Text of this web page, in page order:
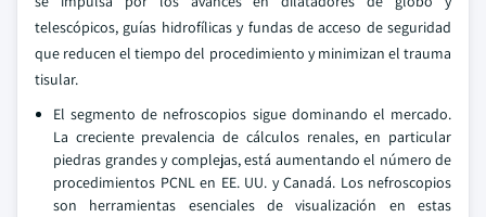
telescópicos, guías hidrofílicas y fundas de acceso de seguridad
que reducen el tiempo del procedimiento y minimizan el trauma
tisular.
El segmento de nefroscopios sigue dominando el mercado.
La creciente prevalencia de cálculos renales, en particular
piedras grandes y complejas, está aumentando el número de
procedimientos PCNL en EE. UU. y Canadá. Los nefroscopios
son herramientas esenciales de visualización en estas